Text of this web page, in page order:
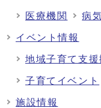
医療機関 病
イベント情報
地域子育て支
子育てイベント
施設情報